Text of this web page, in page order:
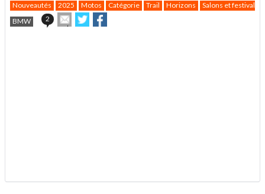
Nouveautés 2025 Motos Catégorie Trail Horizons
Salons et festivals
BMW
2
Envoyer
cet
Partager
sur sur